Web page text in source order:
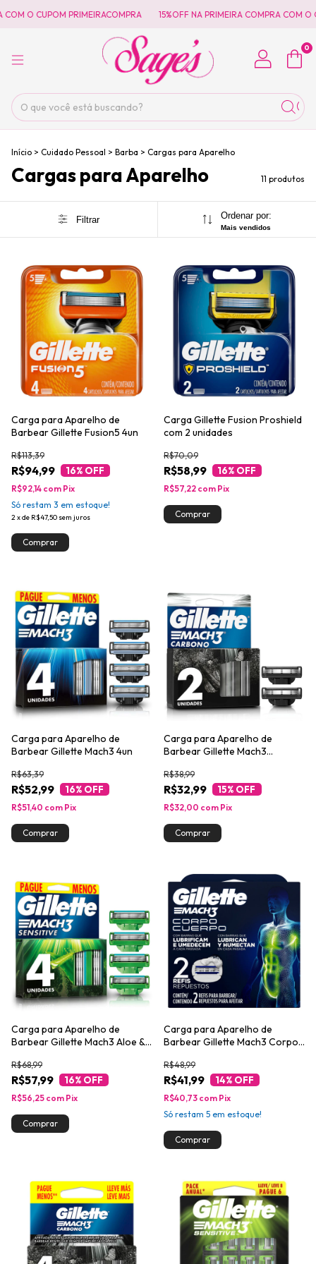
O CUPOM PRIMEIRACOMPRA 15%OFF NA PRIMEIRA COMPRA COM O
0
Início > Cuidado Pessoal > Barba > Cargas para Aparelho
Cargas para Aparelho 11 produtos
Filtrar Ordenar por:
Mais vendidos
Carga para Aparelho de
Barbear Gillette Fusion5 4un
R$94,99
R$113,39
16% OFF
2xde R$47,50 sem juros
R$92,14 com Pix
Só restam 3 em estoque!
Carga Gillette Fusion Proshield
com 2 unidades
R$58,99
R$70,09
16% OFF
R$57,22 com Pix
Carga para Aparelho de
Barbear Gillette Mach3 4un
R$52,99
R$63,39
16% OFF
R$51,40 com Pix
Carga para Aparelho de
Barbear Gillette Mach3
R$32,99
R$38,99
15% OFF
R$32,00 com Pix
Carga para Aparelho de
Barbear Gillette Mach3 Aloe &
R$57,99
R$68,99
16% OFF
R$56,25 com Pix
Carga para Aparelho de
Barbear Gillette Mach3 Corpo
R$41,99
R$48,99
14% OFF
R$40,73 com Pix
Só restam 5 em estoque!